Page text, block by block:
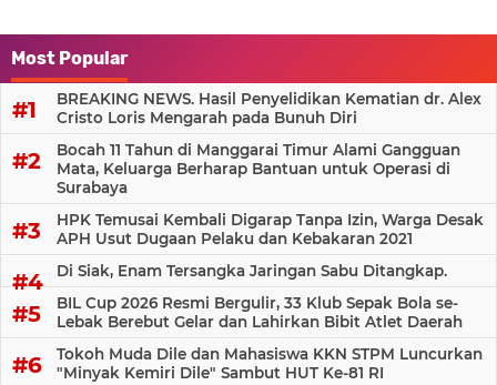
Most Popular
BREAKING NEWS. Hasil Penyelidikan Kematian dr. Alex
Cristo Loris Mengarah pada Bunuh Diri
Bocah 11 Tahun di Manggarai Timur Alami Gangguan
Mata, Keluarga Berharap Bantuan untuk Operasi di
Surabaya
HPK Temusai Kembali Digarap Tanpa Izin, Warga Desak
APH Usut Dugaan Pelaku dan Kebakaran 2021
Di Siak, Enam Tersangka Jaringan Sabu Ditangkap.
BIL Cup 2026 Resmi Bergulir, 33 Klub Sepak Bola se-
Lebak Berebut Gelar dan Lahirkan Bibit Atlet Daerah
Tokoh Muda Dile dan Mahasiswa KKN STPM Luncurkan
"Minyak Kemiri Dile" Sambut HUT Ke-81 RI